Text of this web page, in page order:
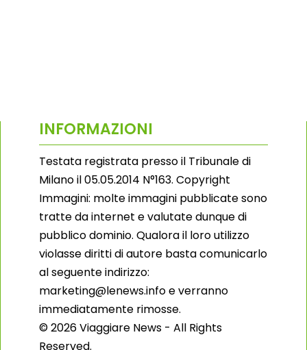
INFORMAZIONI
Testata registrata presso il Tribunale di
Milano il 05.05.2014 N°163. Copyright
Immagini: molte immagini pubblicate sono
tratte da internet e valutate dunque di
pubblico dominio. Qualora il loro utilizzo
violasse diritti di autore basta comunicarlo
al seguente indirizzo:
marketing@lenews.info e verranno
immediatamente rimosse.
© 2026 Viaggiare News - All Rights
Reserved.